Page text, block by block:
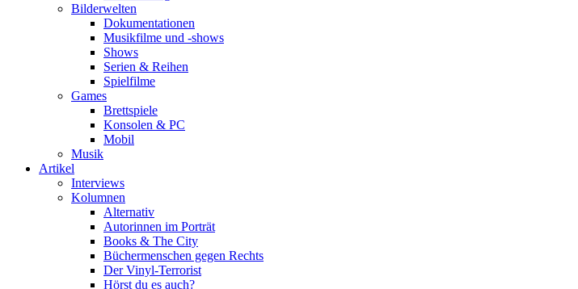
Bilderwelten
Dokumentationen
Musikfilme und -shows
Shows
Serien & Reihen
Spielfilme
Games
Brettspiele
Konsolen & PC
Mobil
Musik
Artikel
Interviews
Kolumnen
Alternativ
Autorinnen im Porträt
Books & The City
Büchermenschen gegen Rechts
Der Vinyl-Terrorist
Hörst du es auch?